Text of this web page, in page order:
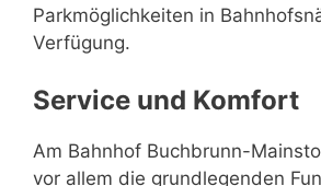
Parkmöglichkeiten in
Verfügung.
Service und Komfort
Am Bahnhof Buchbrunn-
vor allem die grundlegenden